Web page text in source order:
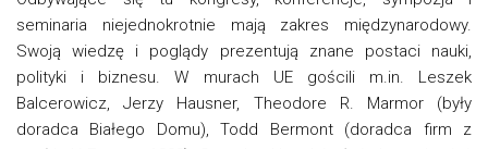
seminaria niejednokrotnie mają zakres międzynarodowy.
Swoją wiedzę i poglądy prezentują znane postaci nauki,
polityki i biznesu. W murach UE gościli m.in. Leszek
Balcerowicz, Jerzy Hausner, Theodore R. Marmor (były
doradca Białego Domu), Todd Bermont (doradca firm z